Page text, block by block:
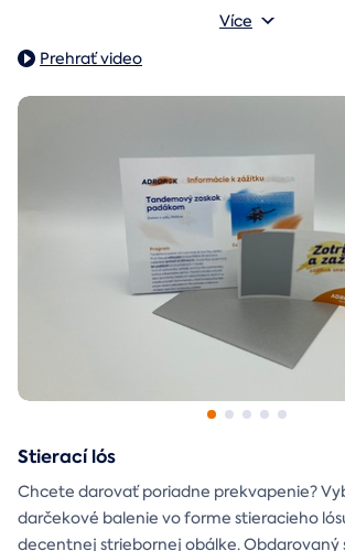
objaví poukaz na zážitok i s vašim
Vonkajšie rozmery: 15,5 × 8,5 × 5 cm
Více
Prehrať video
Stierací lós
Chcete darovať poriadne prekvapenie?
darčekové balenie vo forme stieracieho
decentnej striebornej obálke. Obdarovaný